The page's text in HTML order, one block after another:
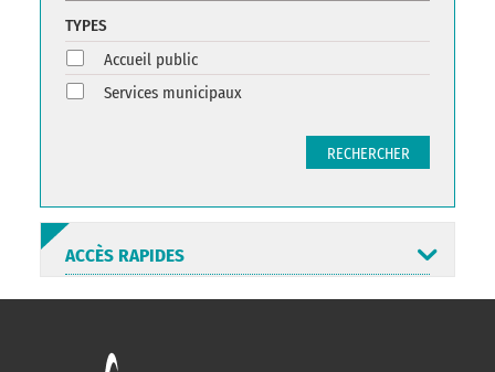
TYPES
Accueil public
Services municipaux
RECHERCHER
ACCÈS RAPIDES